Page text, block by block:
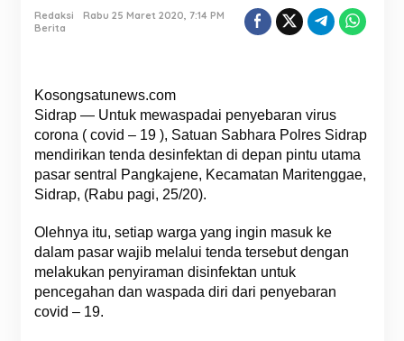
Redaksi
Rabu 25 Maret 2020, 7:14 PM
Berita
Kosongsatunews.com
Sidrap — Untuk mewaspadai penyebaran virus
corona ( covid – 19 ), Satuan Sabhara Polres Sidrap
mendirikan tenda desinfektan di depan pintu utama
pasar sentral Pangkajene, Kecamatan Maritenggae,
Sidrap, (Rabu pagi, 25/20).
Olehnya itu, setiap warga yang ingin masuk ke
dalam pasar wajib melalui tenda tersebut dengan
melakukan penyiraman disinfektan untuk
pencegahan dan waspada diri dari penyebaran
covid – 19.